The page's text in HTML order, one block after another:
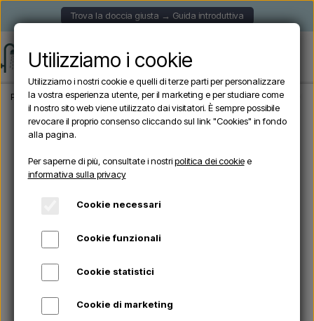
Trova la doccia giusta → Guida introduttiva
Pagina iniziale Doccia da giardino Docce solari Sined ELLA GRIGIA
Utilizziamo i cookie
Utilizziamo i nostri cookie e quelli di terze parti per personalizzare
la vostra esperienza utente, per il marketing e per studiare come
il nostro sito web viene utilizzato dai visitatori. È sempre possibile
revocare il proprio consenso cliccando sul link "Cookies" in fondo
alla pagina.
Per saperne di più, consultate i nostripolitica dei cookiee
informativa sulla privacy
Cookie necessari
Cookie funzionali
Cookie statistici
Cookie di marketing